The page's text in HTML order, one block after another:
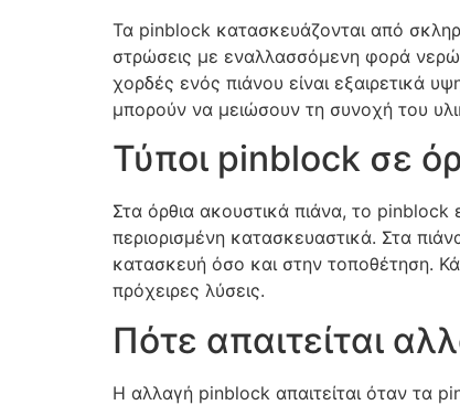
Τα pinblock κατασκευάζονται από
στρώσεις με εναλλασσόμενη φορά
χορδές ενός πιάνου είναι εξαιρετικά
μπορούν να μειώσουν τη συνοχή του
Τύποι pinblock σε
Στα όρθια ακουστικά πιάνα, το pinblock
περιορισμένη κατασκευαστικά. Στα
κατασκευή όσο και στην τοποθέτηση.
πρόχειρες λύσεις.
Πότε απαιτείται
Η αλλαγή pinblock απαιτείται όταν τα